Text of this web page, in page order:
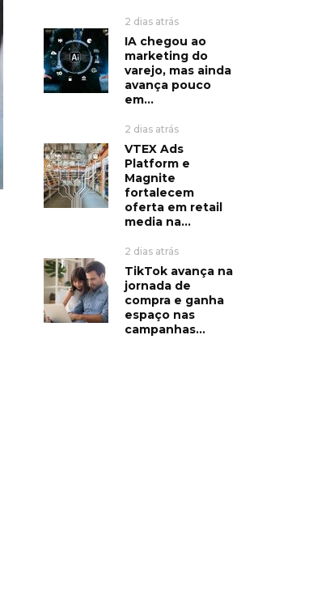
2 dias atrás
IA chegou ao
marketing do
varejo, mas ainda
avança pouco
em...
2 dias atrás
VTEX Ads
Platform e
Magnite
fortalecem
oferta em retail
media na...
2 dias atrás
TikTok avança na
jornada de
compra e ganha
espaço nas
campanhas...